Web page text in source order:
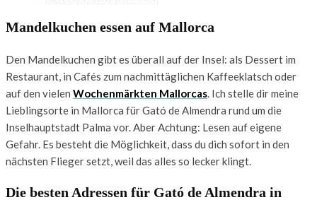
Mandelkuchen essen auf Mallorca
Den Mandelkuchen gibt es überall auf der Insel: als Dessert im
Restaurant, in Cafés zum nachmittäglichen Kaffeeklatsch oder
auf den vielen Wochenmärkten Mallorcas. Ich stelle dir meine
Lieblingsorte in Mallorca für Gató de Almendra rund um die
Inselhauptstadt Palma vor. Aber Achtung: Lesen auf eigene
Gefahr. Es besteht die Möglichkeit, dass du dich sofort in den
nächsten Flieger setzt, weil das alles so lecker klingt.
Die besten Adressen für Gató de Almendra in